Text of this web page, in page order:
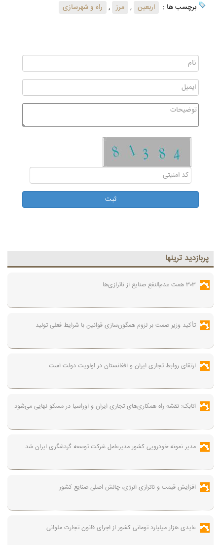
برچسب ها : اربعین , مرز , راه و شهرسازی
پربازديد ترينها
۳۰۳ همت عدم‌النفع صنایع از ناترازی‌ها
تأکید وزیر صمت بر لزوم همگون‌سازی قوانین با شرایط فعلی تولید
ارتقای روابط تجاری ایران و افغانستان در اولویت دولت است
اتابک: نقشه راه همکاری‌های تجاری ایران و اوراسیا در مسکو نهایی می‌شود
مدیر نمونه خودرویی کشور مدیرعامل شرکت توسعه گردشگری ایران شد
افزایش قیمت و ناترازی انرژی، چالش اصلی صنایع کشور
عایدی هزار میلیارد تومانی کشور از اجرای قانون تجارت ملوانی